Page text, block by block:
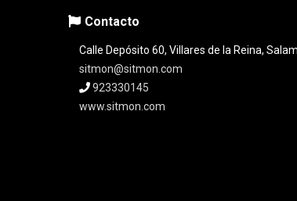
Contacto
Calle Depósito 60, Villares de la Reina,
sitmon@sitmon.com
923330145
www.sitmon.com